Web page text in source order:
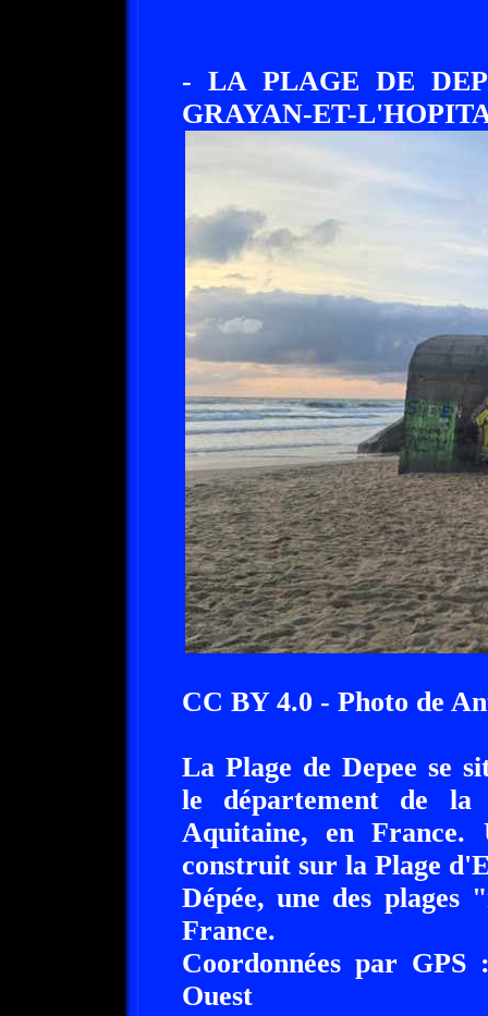
- LA PLAGE DE
GRAYAN-ET-
CC BY 4.0 - Photo de
La Plage de Depee se
le département de la
Aquitaine, en France.
construit sur la Plage
Dépée, une des plages
France.
Coordonnées par
Ouest